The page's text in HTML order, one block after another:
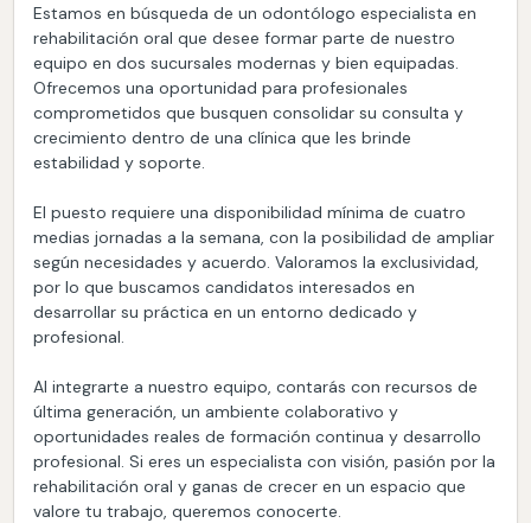
Estamos en búsqueda de un odontólogo especialista en
rehabilitación oral que desee formar parte de nuestro
equipo en dos sucursales modernas y bien equipadas.
Ofrecemos una oportunidad para profesionales
comprometidos que busquen consolidar su consulta y
crecimiento dentro de una clínica que les brinde
estabilidad y soporte.
El puesto requiere una disponibilidad mínima de cuatro
medias jornadas a la semana, con la posibilidad de ampliar
según necesidades y acuerdo. Valoramos la exclusividad,
por lo que buscamos candidatos interesados en
desarrollar su práctica en un entorno dedicado y
profesional.
Al integrarte a nuestro equipo, contarás con recursos de
última generación, un ambiente colaborativo y
oportunidades reales de formación continua y desarrollo
profesional. Si eres un especialista con visión, pasión por la
rehabilitación oral y ganas de crecer en un espacio que
valore tu trabajo, queremos conocerte.